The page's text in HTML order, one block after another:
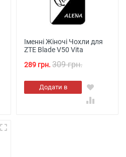
Іменні Жіночі Чохли для
ZTE Blade V50 Vita
289 грн. 309 грн.
Додати в
кошик